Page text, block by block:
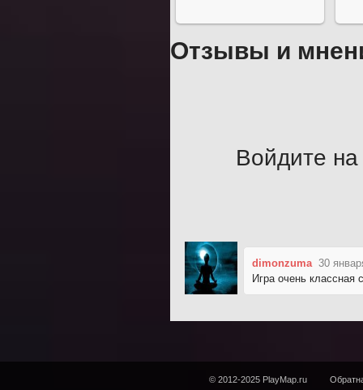
Отзывы и
Войдите на
dimonzuma 30
Игра очень классная
© 2012-2025 PlayMap.ru